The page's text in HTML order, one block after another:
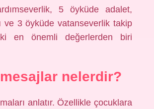
5 öyküde adalet,
ve 3 öyküde vatanseverlik takip
en önemli değerlerden biri
nelerdir?
anlatır. Özellikle çocuklara